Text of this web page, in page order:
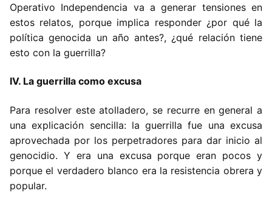
Operativo Independencia va a generar tensiones en
estos relatos, porque implica responder ¿por qué la
política genocida un año antes?, ¿qué relación tiene
esto con la guerrilla?
IV. La guerrilla como excusa
Para resolver este atolladero, se recurre en general a
una explicación sencilla: la guerrilla fue una excusa
aprovechada por los perpetradores para dar inicio al
genocidio. Y era una excusa porque eran pocos y
porque el verdadero blanco era la resistencia obrera y
popular.